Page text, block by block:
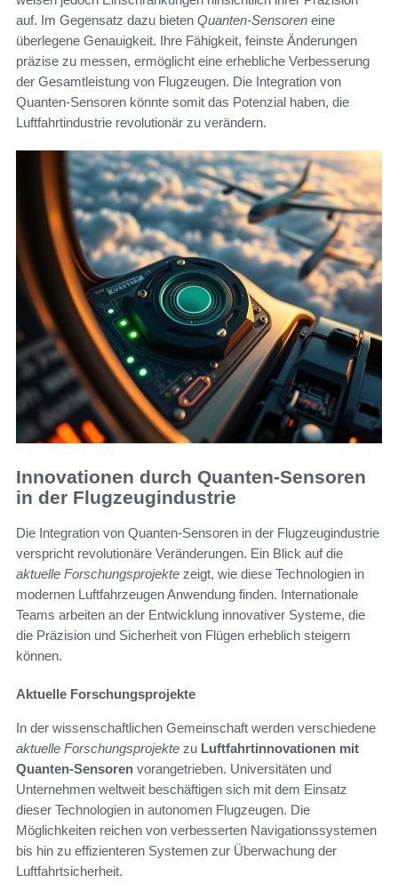
auf. Im Gegensatz dazu bieten Quanten-Sensoren eine
überlegene Genauigkeit. Ihre Fähigkeit, feinste Änderungen
präzise zu messen, ermöglicht eine erhebliche Verbesserung
der Gesamtleistung von Flugzeugen. Die Integration von
Quanten-Sensoren könnte somit das Potenzial haben, die
Luftfahrtindustrie revolutionär zu verändern.
Innovationen durch Quanten-Sensoren
in der Flugzeugindustrie
Die Integration von Quanten-Sensoren in der Flugzeugindustrie
verspricht revolutionäre Veränderungen. Ein Blick auf die
aktuelle Forschungsprojekte zeigt, wie diese Technologien in
modernen Luftfahrzeugen Anwendung finden. Internationale
Teams arbeiten an der Entwicklung innovativer Systeme, die
die Präzision und Sicherheit von Flügen erheblich steigern
können.
Aktuelle Forschungsprojekte
In der wissenschaftlichen Gemeinschaft werden verschiedene
aktuelle Forschungsprojekte zu Luftfahrtinnovationen mit
Quanten-Sensoren vorangetrieben. Universitäten und
Unternehmen weltweit beschäftigen sich mit dem Einsatz
dieser Technologien in autonomen Flugzeugen. Die
Möglichkeiten reichen von verbesserten Navigationssystemen
bis hin zu effizienteren Systemen zur Überwachung der
Luftfahrtsicherheit.